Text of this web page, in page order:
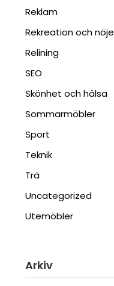
Reklam
Rekreation och nöje
Relining
SEO
Skönhet och hälsa
Sommarmöbler
Sport
Teknik
Trä
Uncategorized
Utemöbler
Arkiv